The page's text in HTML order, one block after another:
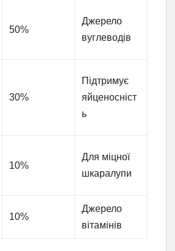
50%
Джерело
вуглеводів
30%
Підтримує
яйценосніст
ь
10%
Для міцної
шкаралупи
10%
Джерело
вітамінів